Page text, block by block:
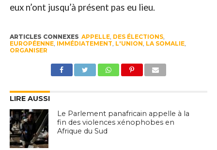
eux n’ont jusqu’à présent pas eu lieu.
ARTICLES CONNEXES APPELLE, DES ÉLECTIONS,
EUROPÉENNE, IMMÉDIATEMENT, L'UNION, LA SOMALIE,
ORGANISER
LIRE AUSSI
Le Parlement panafricain appelle à la
fin des violences xénophobes en
Afrique du Sud